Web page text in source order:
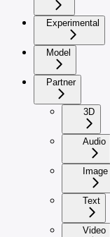
Experimental
Model
Partner
3D
Audio
Image
Text
Video